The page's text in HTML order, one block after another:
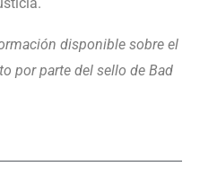
disponible sobre el
por parte del sello de Bad